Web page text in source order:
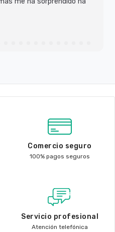
Comercio seguro
100% pagos seguros
Servicio profesional
Atención telefónica